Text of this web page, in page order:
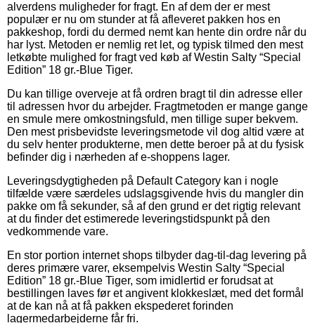
alverdens muligheder for fragt. En af dem der er mest
populær er nu om stunder at få afleveret pakken hos en
pakkeshop, fordi du dermed nemt kan hente din ordre når du
har lyst. Metoden er nemlig ret let, og typisk tilmed den mest
letkøbte mulighed for fragt ved køb af Westin Salty “Special
Edition” 18 gr.-Blue Tiger.
Du kan tillige overveje at få ordren bragt til din adresse eller
til adressen hvor du arbejder. Fragtmetoden er mange gange
en smule mere omkostningsfuld, men tillige super bekvem.
Den mest prisbevidste leveringsmetode vil dog altid være at
du selv henter produkterne, men dette beroer på at du fysisk
befinder dig i nærheden af e-shoppens lager.
Leveringsdygtigheden på Default Category kan i nogle
tilfælde være særdeles udslagsgivende hvis du mangler din
pakke om få sekunder, så af den grund er det rigtig relevant
at du finder det estimerede leveringstidspunkt på den
vedkommende vare.
En stor portion internet shops tilbyder dag-til-dag levering på
deres primære varer, eksempelvis Westin Salty “Special
Edition” 18 gr.-Blue Tiger, som imidlertid er forudsat at
bestillingen laves før et angivent klokkeslæt, med det formål
at de kan nå at få pakken ekspederet forinden
lagermedarbejderne får fri.